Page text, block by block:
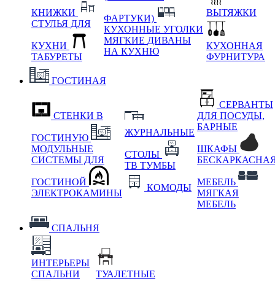
КНИЖКИ
СТУЛЬЯ ДЛЯ
КУХНИ
ТАБУРЕТЫ
ФАРТУКИ)
КУХОННЫЕ УГОЛКИ
МЯГКИЕ ДИВАНЫ
НА КУХНЮ
ВЫТЯЖКИ
КУХОННАЯ
ФУРНИТУРА
ГОСТИНАЯ
СТЕНКИ В
ГОСТИНУЮ
МОДУЛЬНЫЕ
СИСТЕМЫ ДЛЯ
ГОСТИНОЙ
ЭЛЕКТРОКАМИНЫ
ЖУРНАЛЬНЫЕ
СТОЛЫ
ТВ ТУМБЫ
КОМОДЫ
СЕРВАНТЫ
ДЛЯ ПОСУДЫ,
БАРНЫЕ
ШКАФЫ
МЕБЕЛЬ
МЯГКАЯ
МЕБЕЛЬ
СПАЛЬНЯ
ИНТЕРЬЕРЫ
СПАЛЬНИ
ТУАЛЕТНЫЕ